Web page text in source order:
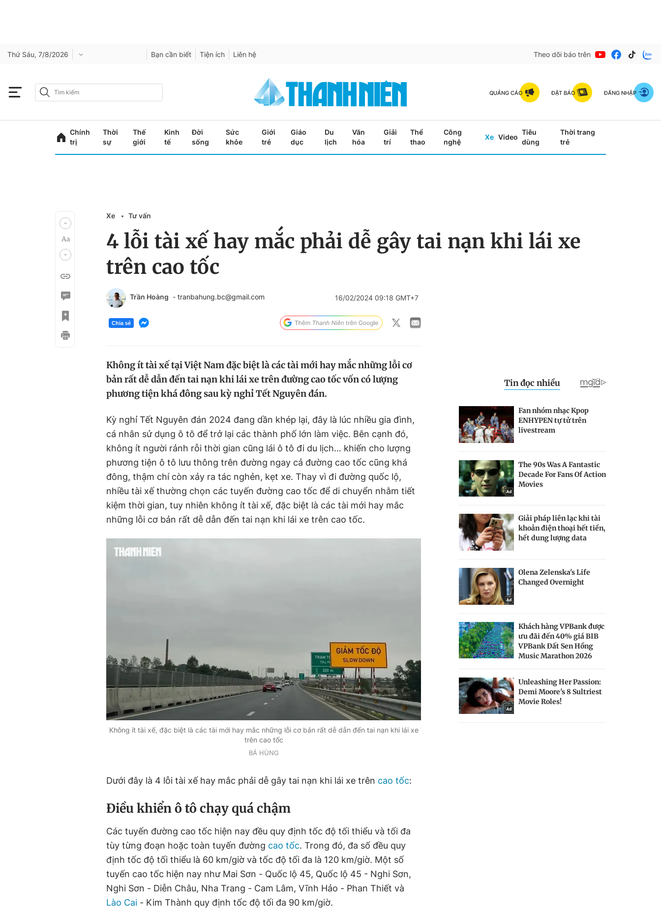
Thứ Sáu, 7/8/2026 Bạn cần biết Tiện ích Liên hệ Theo dõi báo trên
QUẢNG CÁO ĐẶT BÁO ĐĂNG NHẬP
Chính
trị
Thời
sự
Thế
giới
Kinh
tế
Đời
sống
Sức
khỏe
Giới
trẻ
Giáo
dục
Du
lịch
Văn
hóa
Giải
trí
Thể
thao
Công
nghệ
Xe Video
Tiêu
dùng
Thời trang
trẻ
Xe Tư vấn
4 lỗi tài xế hay mắc phải dễ gây tai nạn khi lái xe
trên cao tốc
Trần Hoàng - tranbahung.bc@gmail.com 16/02/2024 09:18 GMT+7
Chia sẻ
Không ít tài xế tại Việt Nam đặc biệt là các tài mới hay mắc những lỗi cơ
bản rất dễ dẫn đến tai nạn khi lái xe trên đường cao tốc vốn có lượng
phương tiện khá đông sau kỳ nghỉ Tết Nguyên đán.
Kỳ nghỉ Tết Nguyên đán 2024 đang dần khép lại, đây là lúc nhiều gia đình,
cá nhân sử dụng ô tô để trở lại các thành phố lớn làm việc. Bên cạnh đó,
không ít người rảnh rỗi thời gian cũng lái ô tô đi du lịch… khiến cho lượng
phương tiện ô tô lưu thông trên đường ngay cả đường cao tốc cũng khá
đông, thậm chí còn xảy ra tác nghẻn, kẹt xe. Thay vì đi đường quốc lộ,
nhiều tài xế thường chọn các tuyến đường cao tốc để di chuyển nhằm tiết
kiệm thời gian, tuy nhiên không ít tài xế, đặc biệt là các tài mới hay mắc
những lỗi cơ bản rất dễ dẫn đến tai nạn khi lái xe trên cao tốc.
Không ít tài xế, đặc biệt là các tài mới hay mắc những lỗi cơ bản rất dễ dẫn đến tai nạn khi lái xe
trên cao tốc
BÁ HÙNG
Dưới đây là 4 lỗi tài xế hay mắc phải dễ gây tai nạn khi lái xe trên cao tốc:
Điều khiển ô tô chạy quá chậm
Các tuyến đường cao tốc hiện nay đều quy định tốc độ tối thiểu và tối đa
tùy từng đoạn hoặc toàn tuyến đường cao tốc. Trong đó, đa số đều quy
định tốc độ tối thiểu là 60 km/giờ và tốc độ tối đa là 120 km/giờ. Một số
tuyến cao tốc hiện nay như Mai Sơn - Quốc lộ 45, Quốc lộ 45 - Nghi Sơn,
Nghi Sơn - Diễn Châu, Nha Trang - Cam Lâm, Vĩnh Hảo - Phan Thiết và
Lào Cai - Kim Thành quy định tốc độ tối đa 90 km/giờ.